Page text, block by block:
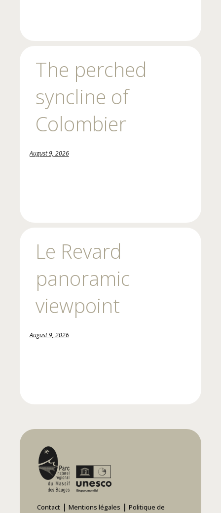
The perched
syncline of
Colombier
August 9, 2026
Le Revard
panoramic
viewpoint
August 9, 2026
Contact | Mentions légales | Politique de